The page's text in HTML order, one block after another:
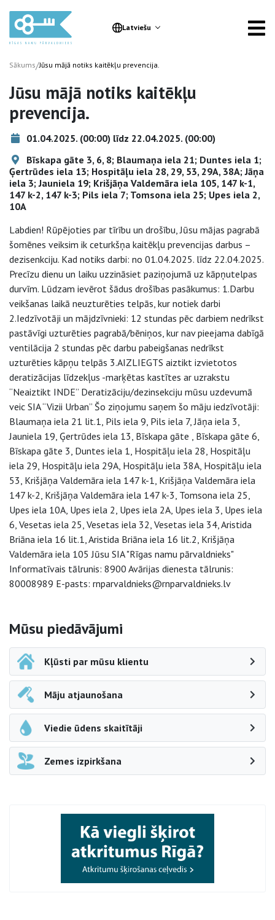
Latviešu
Sākums/Jūsu mājā notiks kaitēkļu prevencija.
Jūsu mājā notiks kaitēkļu
prevencija.
01.04.2025. (00:00) līdz 22.04.2025. (00:00)
Bīskapa gāte 3, 6, 8; Blaumaņa iela 21; Duntes iela 1;
Ģertrūdes iela 13; Hospitāļu iela 28, 29, 53, 29A, 38A; Jāņa
iela 3; Jauniela 19; Krišjāņa Valdemāra iela 105, 147 k-1,
147 k-2, 147 k-3; Pils iela 7; Tomsona iela 25; Upes iela 2,
10A
Labdien! Rūpējoties par tīrību un drošību, Jūsu mājas pagrabā
šomēnes veiksim ik ceturkšņa kaitēkļu prevencijas darbus –
dezisenkciju. Kad notiks darbi: no 01.04.2025. līdz 22.04.2025.
Precīzu dienu un laiku uzzināsiet paziņojumā uz kāpņutelpas
durvīm. Lūdzam ievērot šādus drošības pasākumus: 1.Darbu
veikšanas laikā neuzturēties telpās, kur notiek darbi
2.Iedzīvotāji un mājdzīvnieki: 12 stundas pēc darbiem nedrīkst
pastāvīgi uzturēties pagrabā/bēniņos, kur nav pieejama dabīgā
ventilācija 2 stundas pēc darbu pabeigšanas nedrīkst
uzturēties kāpņu telpās 3.AIZLIEGTS aiztikt izvietotos
deratizācijas līdzekļus -marķētas kastītes ar uzrakstu
“Neaiztikt INDE” Deratizāciju/dezinsekciju mūsu uzdevumā
veic SIA “Vizii Urban” Šo ziņojumu saņem šo māju iedzīvotāji:
Blaumaņa iela 21 lit.1, Pils iela 9, Pils iela 7, Jāņa iela 3,
Jauniela 19, Ģertrūdes iela 13, Bīskapa gāte , Bīskapa gāte 6,
Bīskapa gāte 3, Duntes iela 1, Hospitāļu iela 28, Hospitāļu
iela 29, Hospitāļu iela 29A, Hospitāļu iela 38A, Hospitāļu iela
53, Krišjāņa Valdemāra iela 147 k-1, Krišjāņa Valdemāra iela
147 k-2, Krišjāņa Valdemāra iela 147 k-3, Tomsona iela 25,
Upes iela 10A, Upes iela 2, Upes iela 2A, Upes iela 3, Upes iela
6, Vesetas iela 25, Vesetas iela 32, Vesetas iela 34, Aristida
Briāna iela 16 lit.1, Aristida Briāna iela 16 lit.2, Krišjāņa
Valdemāra iela 105 Jūsu SIA "Rīgas namu pārvaldnieks"
Informatīvais tālrunis: 8900 Avārijas dienesta tālrunis:
80008989 E-pasts: rnparvaldnieks@rnparvaldnieks.lv
Sāna navigācija
Mūsu piedāvājumi
Kļūsti par mūsu klientu
Māju atjaunošana
Viedie ūdens skaitītāji
Zemes izpirkšana